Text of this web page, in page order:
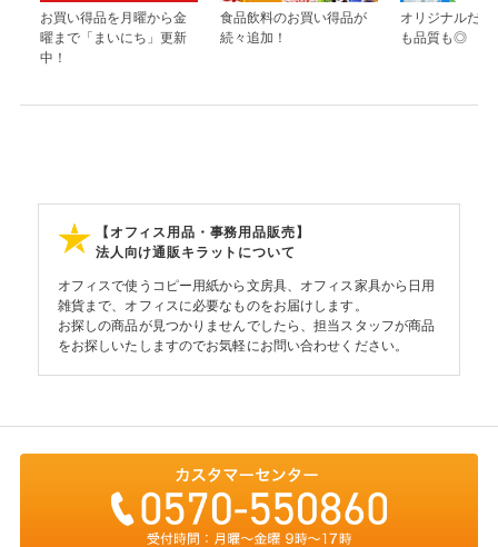
お買い得品を月曜から金
曜まで「まいにち」更新
中！
食品飲料のお買い得品が
続々追加！
オリジナルだか
も品質も◎
【オフィス用品・事務用品販売】
法人向け通販キラットについて
オフィスで使うコピー用紙から文房具、オフィス家具から日用
雑貨まで、オフィスに必要なものをお届けします。
お探しの商品が見つかりませんでしたら、担当スタッフが商品
をお探しいたしますのでお気軽にお問い合わせください。